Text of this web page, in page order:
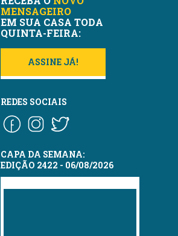
MENSAGEIRO
EM SUA CASA TODA
QUINTA-FEIRA:
ASSINE JÁ!
REDES SOCIAIS
CAPA DA SEMANA:
EDIÇÃO 2422 - 06/08/2026